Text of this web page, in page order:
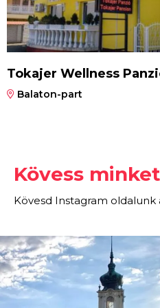
Tokajer Wellness
Balaton-part
Kövess
Kövesd Instagram